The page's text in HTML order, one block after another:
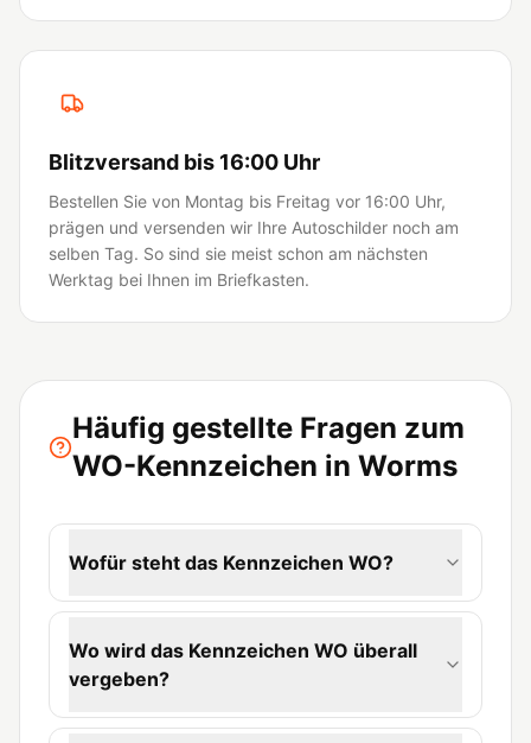
Blitzversand bis 16:00 Uhr
Bestellen Sie von Montag bis Freitag vor 16:00 Uhr,
prägen und versenden wir Ihre Autoschilder noch am
selben Tag. So sind sie meist schon am nächsten
Werktag bei Ihnen im Briefkasten.
Häufig gestellte Fragen zum
WO-Kennzeichen in Worms
Wofür steht das Kennzeichen WO?
Wo wird das Kennzeichen WO überall
vergeben?